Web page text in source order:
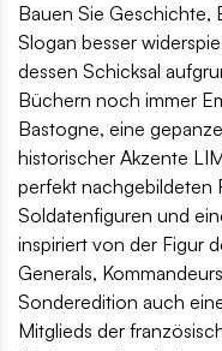
Bauen Sie Geschichte,
Slogan besser
dessen Schicksal
Büchern noch immer
Bastogne, eine
historischer Akzente
perfekt nachgebildeten
Soldatenfiguren und
inspiriert von der Figur
Generals,
Sonderedition auch
Mitglieds der